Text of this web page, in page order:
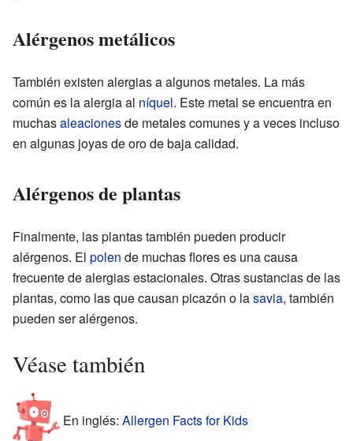
Alérgenos metálicos
También existen alergias a algunos metales. La más
común es la alergia al níquel. Este metal se encuentra en
muchasaleacionesde metales comunes y a veces incluso
en algunas joyas de oro de baja calidad.
Alérgenos de plantas
Finalmente, las plantas también pueden producir
alérgenos. El polen de muchas flores es una causa
frecuente de alergias estacionales. Otras sustancias de las
plantas, como las que causan picazón o lasavia, también
pueden ser alérgenos.
Véase también
En inglés: Allergen Facts for Kids